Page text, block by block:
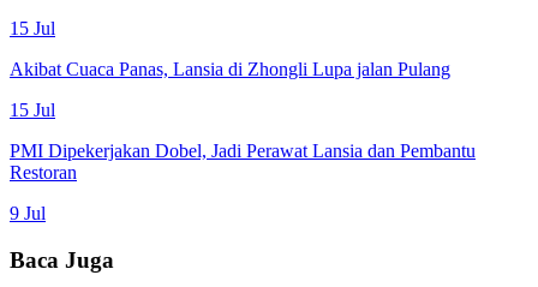
15 Jul
Akibat Cuaca Panas, Lansia di Zhongli Lupa jalan Pulang
15 Jul
PMI Dipekerjakan Dobel, Jadi Perawat Lansia dan Pembantu
Restoran
9 Jul
Baca Juga